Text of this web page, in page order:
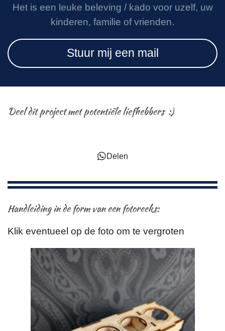
Het is een leuke beleving / kado voor uzelf, uw
kinderen, familie of vrienden.
Stuur mij een mail
Deel dit project met potentiële liefhebbers :)
Delen
Handleiding in de form van een fotoreeks:
Klik eventueel op de foto om te vergroten